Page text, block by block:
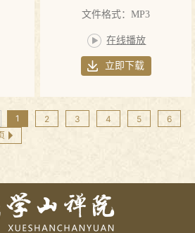
文件格式：MP3
在线播放
立即下载
1 2 3 4 5
6